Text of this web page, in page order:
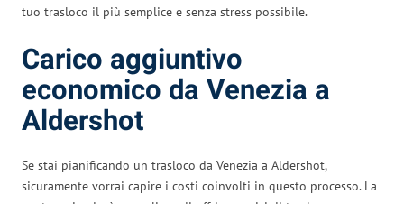
tuo trasloco il più semplice e senza stress possibile.
Carico aggiuntivo
economico da Venezia a
Aldershot
Se stai pianificando un trasloco da Venezia a Aldershot,
sicuramente vorrai capire i costi coinvolti in questo processo. La